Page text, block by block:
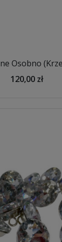
Osobno
120,00 zł